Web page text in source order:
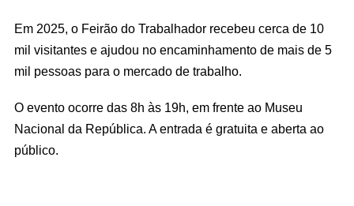
Em 2025, o Feirão do Trabalhador recebeu cerca de 10
mil visitantes e ajudou no encaminhamento de mais de 5
mil pessoas para o mercado de trabalho.
O evento ocorre das 8h às 19h, em frente ao Museu
Nacional da República. A entrada é gratuita e aberta ao
público.